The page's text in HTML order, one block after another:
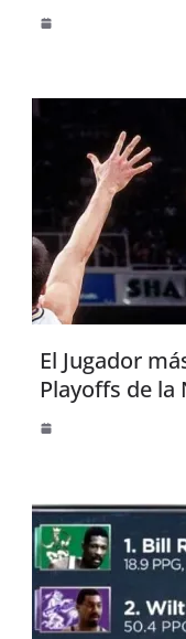
El Jugador
Playoffs de la